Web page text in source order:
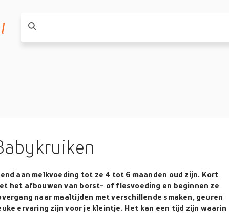
aan melkvoeding tot ze 4 tot 6 maanden oud zijn. Kort
het afbouwen van borst- of flesvoeding en beginnen ze
naar maaltijden met verschillende smaken, geuren
ervaring zijn voor je kleintje. Het kan een tijd zijn waarin